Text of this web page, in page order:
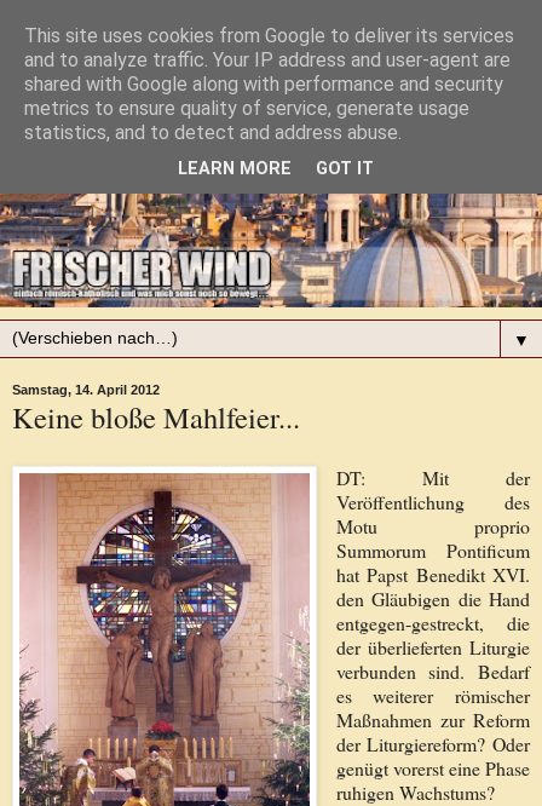
▼
Samstag, 14. April 2012
Keine bloße Mahlfeier...
DT: Mit der
Veröffentlichung des
Motu proprio
Summorum Pontificum
hat Papst Benedikt XVI.
den Gläubigen die Hand
entgegen-gestreckt, die
der überlieferten Liturgie
verbunden sind. Bedarf
es weiterer römischer
Maßnahmen zur Reform
der Liturgiereform? Oder
genügt vorerst eine Phase
ruhigen Wachstums?
This site uses cookies from Google to deliver its services
and to analyze traffic. Your IP address and user-agent are
shared with Google along with performance and security
metrics to ensure quality of service, generate usage
statistics, and to detect and address abuse.
LEARN MORE GOT IT